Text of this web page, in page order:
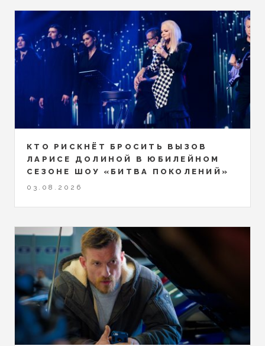
КТО РИСКНЁТ БРОСИТЬ ВЫЗОВ
ЛАРИСЕ ДОЛИНОЙ В ЮБИЛЕЙНОМ
СЕЗОНЕ ШОУ «БИТВА ПОКОЛЕНИЙ»
03.08.2026